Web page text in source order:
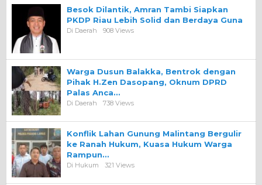
Besok Dilantik, Amran Tambi Siapkan
PKDP Riau Lebih Solid dan Berdaya Guna
Di Daerah 908 Views
Warga Dusun Balakka, Bentrok dengan
Pihak H.Zen Dasopang, Oknum DPRD
Palas Anca…
Di Daerah 738 Views
Konflik Lahan Gunung Malintang Bergulir
ke Ranah Hukum, Kuasa Hukum Warga
Rampun…
Di Hukum 321 Views